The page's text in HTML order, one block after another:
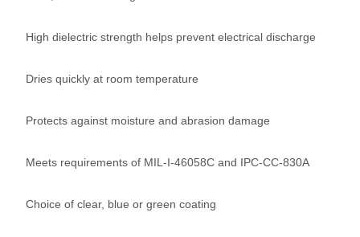
High dielectric strength helps prevent electrical discharge
Dries quickly at room temperature
Protects against moisture and abrasion damage
Meets requirements of MIL-I-46058C and IPC-CC-830A
Choice of clear, blue or green coating